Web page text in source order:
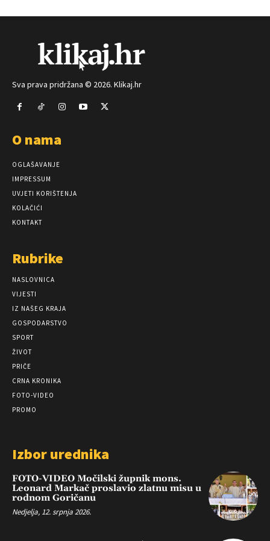
Sva prava pridržana © 2026. Klikaj.hr
O nama
OGLAŠAVANJE
IMPRESSUM
UVJETI KORIŠTENJA
KOLAČIĆI
KONTAKT
Rubrike
NASLOVNICA
VIJESTI
IZ NAŠEG KRAJA
GOSPODARSTVO
SPORT
ŽIVOT
PRIČE
CRNA KRONIKA
FOTO-VIDEO
PROMO
Izbor urednika
FOTO-VIDEO Močilski župnik mons.
Leonard Markač proslavio zlatnu misu u
rodnom Goričanu
Nedjelja, 12. srpnja 2026.